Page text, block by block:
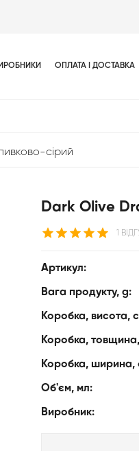
ОПЛАТА І ДОСТАВКА
сірий
Dark Olive
1
Артикул:
Вага продукту, g:
Коробка, висота,
Коробка,
Коробка, ширина,
Об'єм, мл:
Виробник: